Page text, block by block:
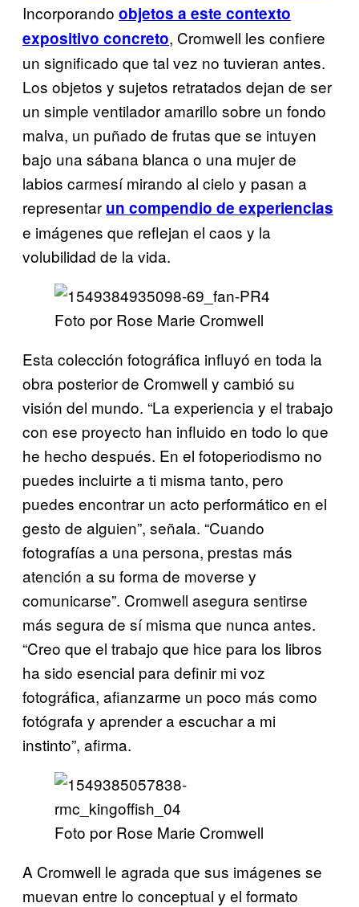
Incorporando objetos a este contexto
expositivo concreto, Cromwell les confiere
un significado que tal vez no tuvieran antes.
Los objetos y sujetos retratados dejan de ser
un simple ventilador amarillo sobre un fondo
malva, un puñado de frutas que se intuyen
bajo una sábana blanca o una mujer de
labios carmesí mirando al cielo y pasan a
representar un compendio de experiencias
e imágenes que reflejan el caos y la
volubilidad de la vida.
Foto por Rose Marie Cromwell
Esta colección fotográfica influyó en toda la
obra posterior de Cromwell y cambió su
visión del mundo. “La experiencia y el trabajo
con ese proyecto han influido en todo lo que
he hecho después. En el fotoperiodismo no
puedes incluirte a ti misma tanto, pero
puedes encontrar un acto performático en el
gesto de alguien”, señala. “Cuando
fotografías a una persona, prestas más
atención a su forma de moverse y
comunicarse”. Cromwell asegura sentirse
más segura de sí misma que nunca antes.
“Creo que el trabajo que hice para los libros
ha sido esencial para definir mi voz
fotográfica, afianzarme un poco más como
fotógrafa y aprender a escuchar a mi
instinto”, afirma.
Foto por Rose Marie Cromwell
A Cromwell le agrada que sus imágenes se
muevan entre lo conceptual y el formato